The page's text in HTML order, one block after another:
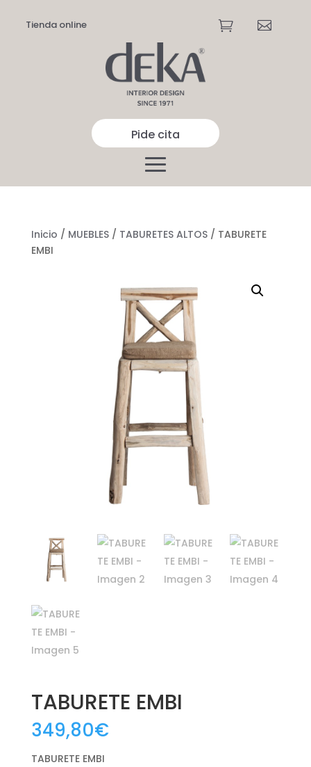
Tienda online  
Pide cita
Inicio / MUEBLES/ TABURETES ALTOS/ TABURETE
EMBI
TABURETE EMBI
349,80€
TABURETE EMBI